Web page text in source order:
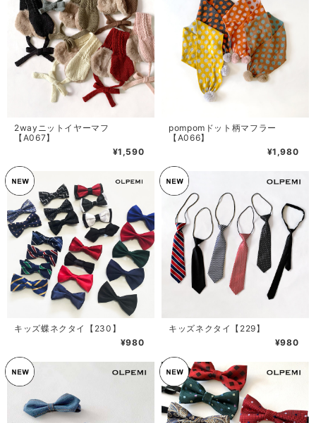
2wayニットイヤーマフ
【A067】
¥1,590
pompomドット柄マフラー
【A066】
¥1,980
キッズ蝶ネクタイ【230】
¥980
キッズネクタイ【229】
¥980